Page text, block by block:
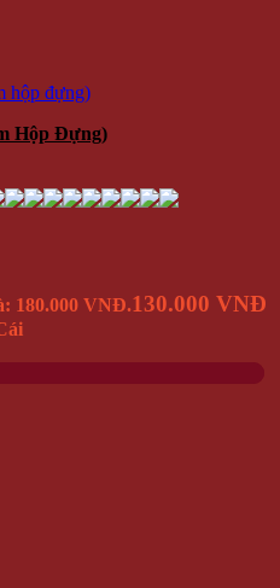
Hộp Đựng)
180.000 VNĐ.130.000 VNĐ